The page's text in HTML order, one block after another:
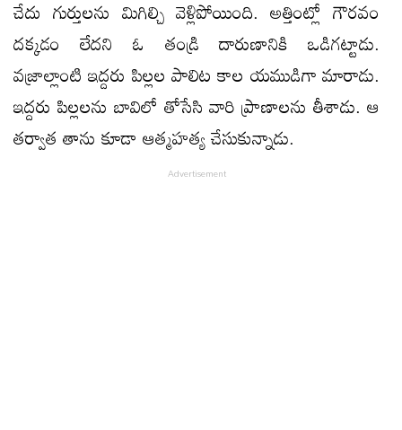
చేదు గుర్తులను మిగిల్చి వెళ్లిపోయింది. అత్తింట్లో గౌరవం
దక్కడం లేదని ఓ తండ్రి దారుణానికి ఒడిగట్టాడు.
వజ్రాల్లాంటి ఇద్దరు పిల్లల పాలిట కాల యముడిగా మారాడు.
ఇద్దరు పిల్లలను బావిలో తోసేసి వారి ప్రాణాలను తీశాడు. ఆ
తర్వాత తాను కూడా ఆత్మహత్య చేసుకున్నాడు.